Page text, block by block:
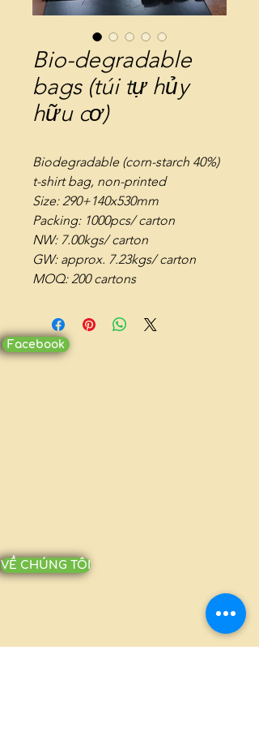
Bio-degradable
bags (túi tự hủy
hữu cơ)
Biodegradable (corn-starch 40%)
t-shirt bag, non-printed
Size: 290+140x530mm
Packing: 1000pcs/ carton
NW: 7.00kgs/ carton
GW: approx. 7.23kgs/ carton
MOQ: 200 cartons
Facebook
VỀ CHÚNG TÔI